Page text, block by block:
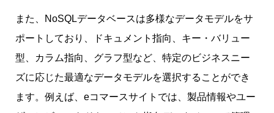
また、NoSQLデータベースは多様なデータモデルをサ
ポートしており、ドキュメント指向、キー・バリュー
型、カラム指向、グラフ型など、特定のビジネスニー
ズに応じた最適なデータモデルを選択することができ
ます。例えば、eコマースサイトでは、製品情報やユー